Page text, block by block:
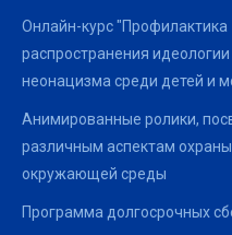
Онлайн-курс "Профилактика
распространения идеологии
неонацизма среди детей и
Анимированные ролики,
различным аспектам охраны
окружающей среды
Программа долгосрочных